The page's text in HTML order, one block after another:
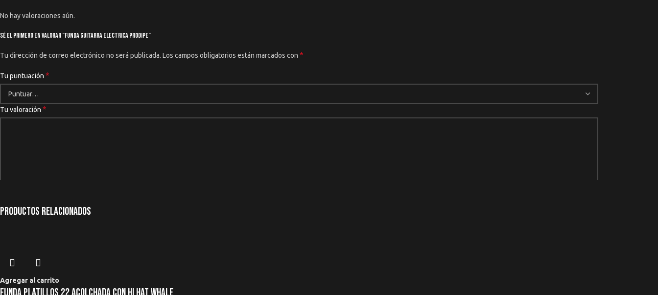
No hay valoraciones aún.
Sé el primero en valorar “Funda Guitarra Electrica Prodipe”
Tu dirección de correo electrónico no será publicada. Los campos obligatorios están marcados con *
Tu puntuación *
Tu valoración *
Productos relacionados
Agregar al carrito